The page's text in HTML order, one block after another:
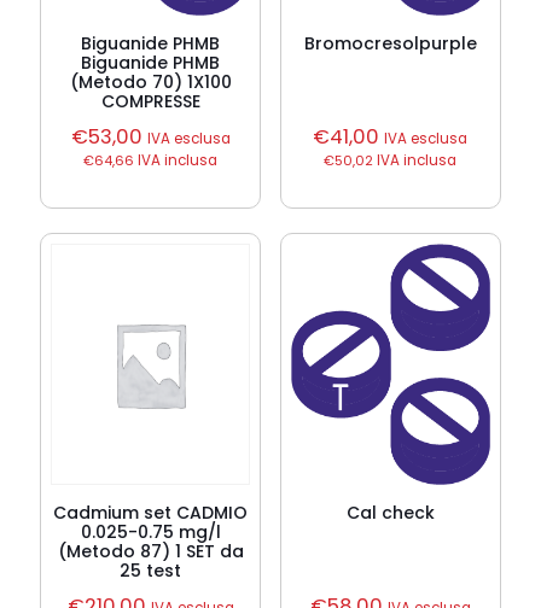
Biguanide PHMB
Biguanide PHMB
(Metodo 70) 1X100
COMPRESSE
€53,00 IVA esclusa
€64,66 IVA inclusa
Bromocresolpurple
€41,00 IVA esclusa
€50,02IVA inclusa
Cadmium set CADMIO
0.025-0.75 mg/l
(Metodo 87) 1 SET da
25 test
Cal check